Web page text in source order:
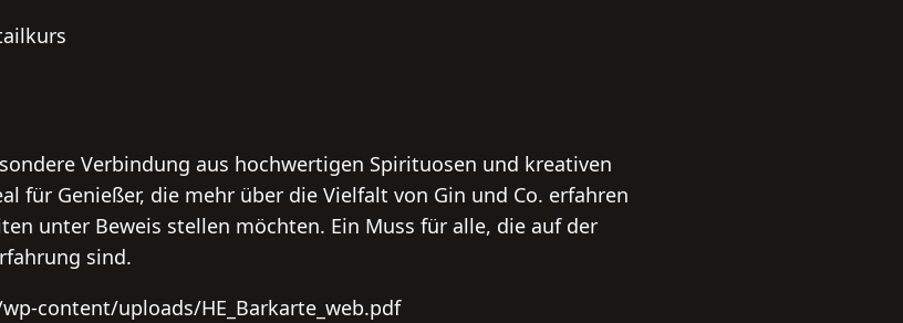
Verbindung aus hochwertigen Spirituosen und kreativen
für Genießer, die mehr über die Vielfalt von Gin und Co. erfahren
unter Beweis stellen möchten. Ein Muss für alle, die auf der
sind.
content/uploads/HE_Barkarte_web.pdf